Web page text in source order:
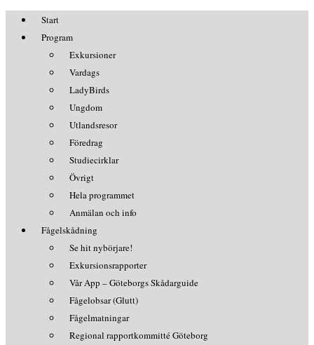
Start
Program
Exkursioner
Vardags
LadyBirds
Ungdom
Utlandsresor
Föredrag
Studiecirklar
Övrigt
Hela programmet
Anmälan och info
Fågelskådning
Se hit nybörjare!
Exkursionsrapporter
Vår App – Göteborgs Skådarguide
Fågelobsar (Glutt)
Fågelmatningar
Regional rapportkommitté Göteborg